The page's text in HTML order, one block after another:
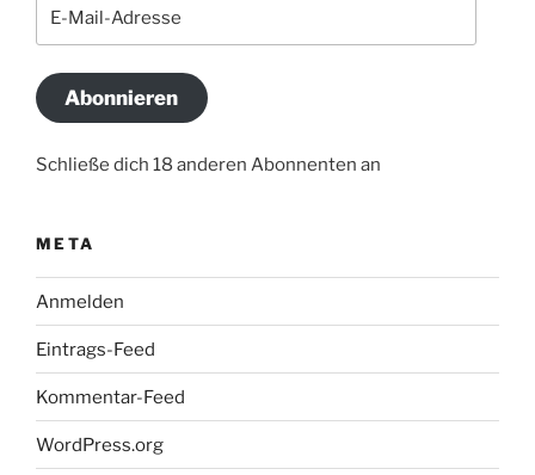
Mail-
Abonnieren
Schließe dich 18 anderen Abonnenten an
META
Anmelden
Eintrags-Feed
Kommentar-Feed
WordPress.org